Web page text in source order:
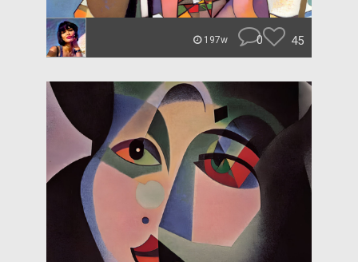
197w 0 45